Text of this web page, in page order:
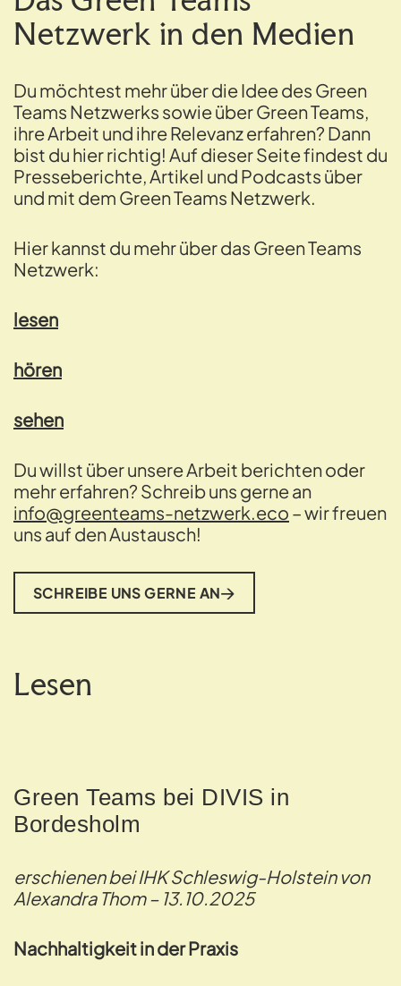
Netzwerk in den Medien
Du möchtest mehr über die Idee des Green
Teams Netzwerks sowie über Green Teams,
ihre Arbeit und ihre Relevanz erfahren? Dann
bist du hier richtig! Auf dieser Seite findest du
Presseberichte, Artikel und Podcasts über
und mit dem Green Teams Netzwerk.
Hier kannst du mehr über das Green Teams
Netzwerk:
lesen
hören
sehen
Du willst über unsere Arbeit berichten oder
mehr erfahren? Schreib uns gerne an
info@greenteams-netzwerk.eco – wir freuen
uns auf den Austausch!
SCHREIBE UNS GERNE AN
Lesen
Green Teams bei DIVIS in
Bordesholm
erschienen bei IHK Schleswig-Holstein von
Alexandra Thom – 13.10.2025
Nachhaltigkeit in der Praxis